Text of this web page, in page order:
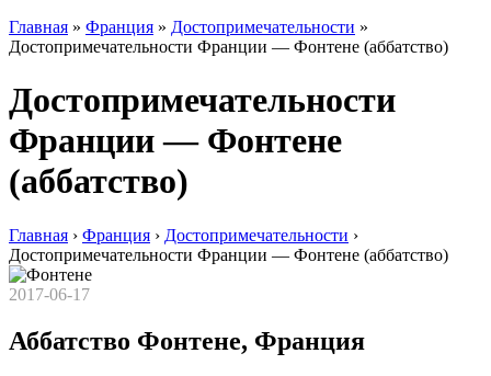
Главная » Франция » Достопримечательности »
Достопримечательности Франции — Фонтене (аббатство)
Достопримечательности
Франции — Фонтене
(аббатство)
Главная › Франция › Достопримечательности ›
Достопримечательности Франции — Фонтене (аббатство)
2017-06-17
Аббатство Фонтене, Франция